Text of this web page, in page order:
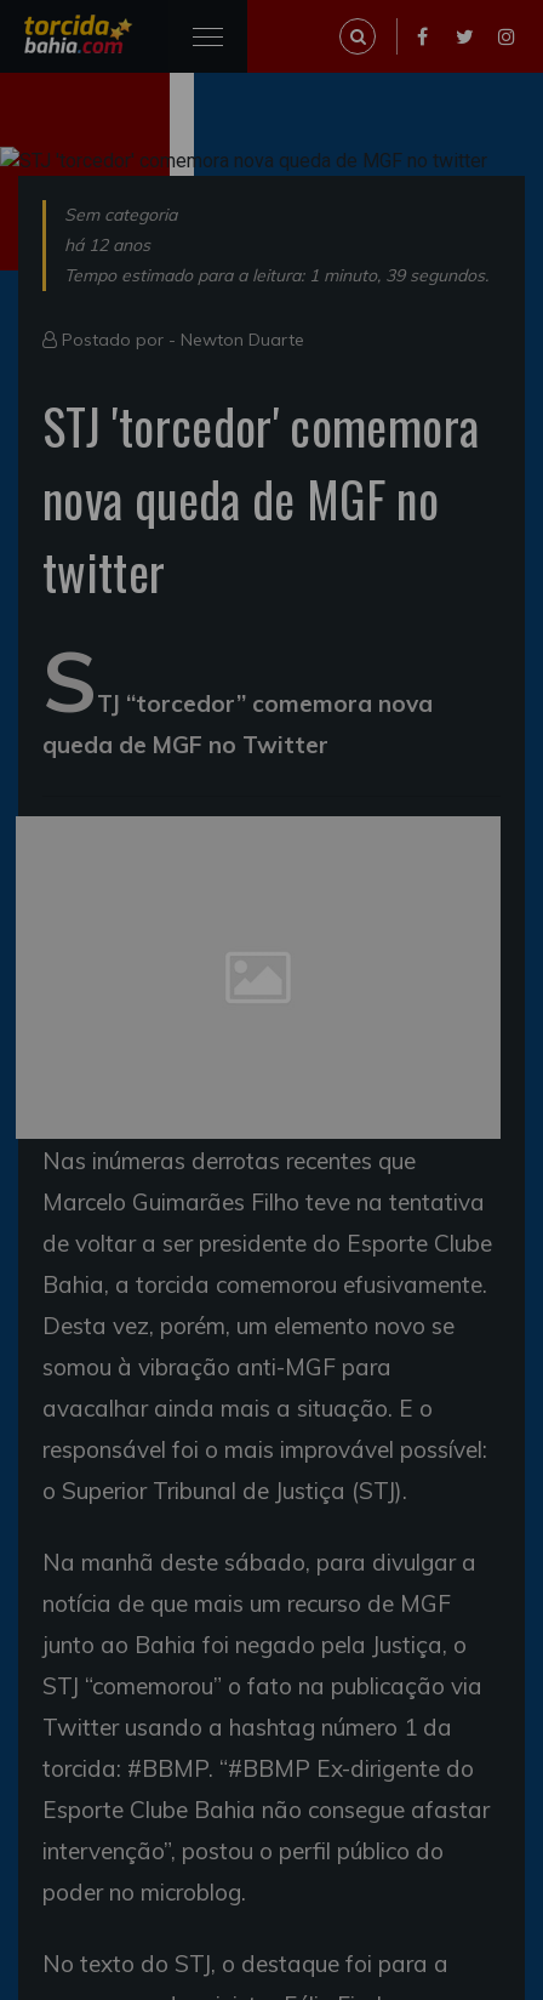
Sem categoria
há 12 anos
Tempo estimado para a leitura: 1 minuto, 39 segundos.
Postado por - Newton Duarte
STJ 'torcedor' comemora
nova queda de MGF no
twitter
STJ “torcedor” comemora nova
queda de MGF no Twitter
Nas inúmeras derrotas recentes que
Marcelo Guimarães Filho teve na tentativa
de voltar a ser presidente do Esporte Clube
Bahia, a torcida comemorou efusivamente.
Desta vez, porém, um elemento novo se
somou à vibração anti-MGF para
avacalhar ainda mais a situação. E o
responsável foi o mais improvável possível:
o Superior Tribunal de Justiça (STJ).
Na manhã deste sábado, para divulgar a
notícia de que mais um recurso de MGF
junto ao Bahia foi negado pela Justiça, o
STJ “comemorou” o fato na publicação via
Twitter usando a hashtag número 1 da
torcida: #BBMP. “#BBMP Ex-dirigente do
Esporte Clube Bahia não consegue afastar
intervenção”, postou o perfil público do
poder no microblog.
No texto do STJ, o destaque foi para a